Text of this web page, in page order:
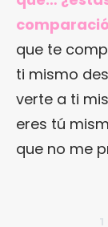
que te
ti mismo
verte a ti
eres tú
que no me
1